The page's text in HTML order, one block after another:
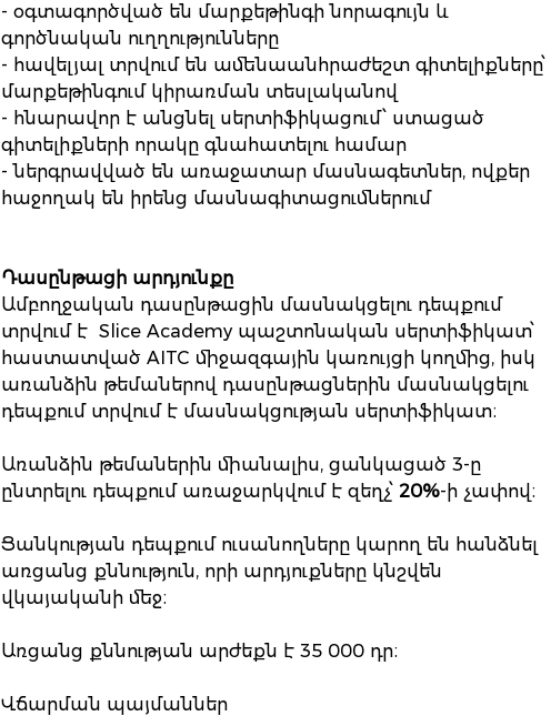
- օգտագործված են մարքեթինգի նորագույն և
գործնական ուղղությունները
- հավելյալ տրվում են ամենաանհրաժեշտ գիտելիքները՝
մարքեթինգում կիրառման տեսլականով
- հնարավոր է անցնել սերտիֆիկացում՝ ստացած
գիտելիքների որակը գնահատելու համար
- ներգրավված են առաջատար մասնագետներ, ովքեր
հաջողակ են իրենց մասնագիտացումներում
Դասընթացի արդյունքը
Ամբողջական դասընթացին մասնակցելու դեպքում
տրվում է Slice Academy պաշտոնական սերտիֆիկատ՝
հաստատված AITC միջազգային կառույցի կողմից, իսկ
առանձին թեմաներով դասընթացներին մասնակցելու
դեպքում տրվում է մասնակցության սերտիֆիկատ։
Առանձին թեմաներին միանալիս, ցանկացած 3-ը
ընտրելու դեպքում առաջարկվում է զեղչ՝ 20%-ի չափով։
Ցանկության դեպքում ուսանողները կարող են հանձնել
առցանց քննություն, որի արդյուքները կնշվեն
վկայականի մեջ։
Առցանց քննության արժեքն է 35 000 դր։
Վճարման պայմաններ